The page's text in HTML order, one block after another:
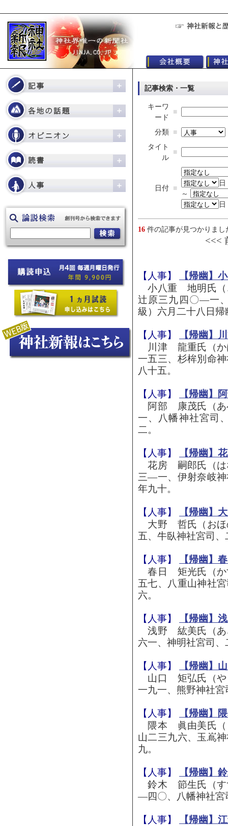
記事検索・一覧
キーワ
ード
■
分類 ■
タイト
ル
■
日付 ■
日
～
日
16 件の記事が見つかりまし
<<<
【人事】
【帰幽】
小八重 地明氏（
辻原三九四〇―一
級）六月二十八日
【人事】
【帰幽】
川津 龍重氏（か
一五三、杉桙別命
八十五。
【人事】
【帰幽】
阿部 康茂氏（あ
一、八幡神社宮司
二。
【人事】
【帰幽】
花房 嗣郎氏（は
三―一、伊射奈岐神
年九十。
【人事】
【帰幽】
大野 哲氏（おほ
五、牛臥神社宮司
【人事】
【帰幽】
春日 矩光氏（か
五七、八重山神社
六。
【人事】
【帰幽】
浅野 紘美氏（あ
六一、神明社宮司
【人事】
【帰幽】
山口 矩弘氏（や
一九一、熊野神社
【人事】
【帰幽】
隈本 眞由美氏（
山二三九六、玉嶌
九。
【人事】
【帰幽】
鈴木 節生氏（す
―四〇、八幡神社宮
【人事】
【帰幽】